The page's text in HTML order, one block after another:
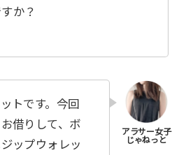
か？
トです。今回
借りして、ボ
ップウォレッ